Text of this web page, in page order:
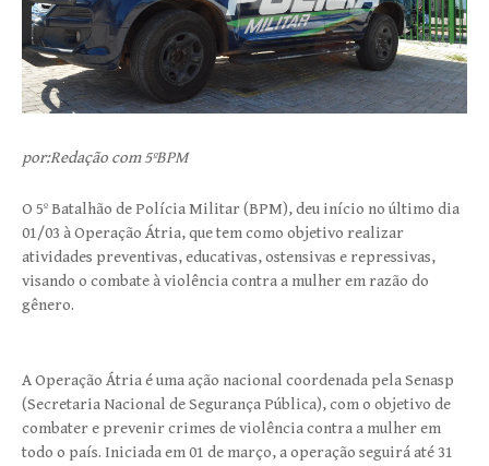
por:Redação com 5ºBPM
O 5º Batalhão de Polícia Militar (BPM), deu início no último dia
01/03 à Operação Átria, que tem como objetivo realizar
atividades preventivas, educativas, ostensivas e repressivas,
visando o combate à violência contra a mulher em razão do
gênero.
A Operação Átria é uma ação nacional coordenada pela Senasp
(Secretaria Nacional de Segurança Pública), com o objetivo de
combater e prevenir crimes de violência contra a mulher em
todo o país. Iniciada em 01 de março, a operação seguirá até 31